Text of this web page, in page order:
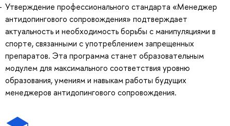
Утверждение профессионального стандарта «Менеджер
антидопингового сопровождения» подтверждает
актуальность и необходимость борьбы с манипуляциями в
спорте, связанными с употреблением запрещенных
препаратов. Эта программа станет образовательным
модулем для максимального соответствия уровню
образования, умениям и навыкам работы будущих
менеджеров антидопингового сопровождения.